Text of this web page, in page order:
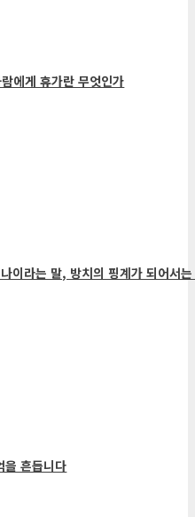
에게 휴가란 무엇인가
라는 말, 방치의 핑계가 되어서는
흔듭니다